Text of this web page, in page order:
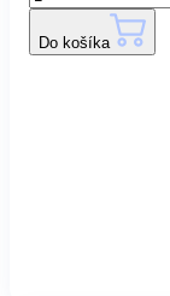
Do košíka